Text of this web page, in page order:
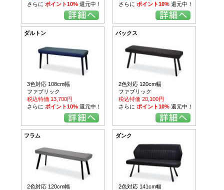
さらに ポイント10% 還元中！
さらに ポイント10% 還元中！
ダルトン
3色対応 108cm幅
ファブリック
税込特価 13,700円
さらに ポイント10% 還元中！
バックス
2色対応 120cm幅
ファブリック
税込特価 20,100円
さらに ポイント10% 還元中！
フラム
2色対応 120cm幅
ダンク
2色対応 141cm幅